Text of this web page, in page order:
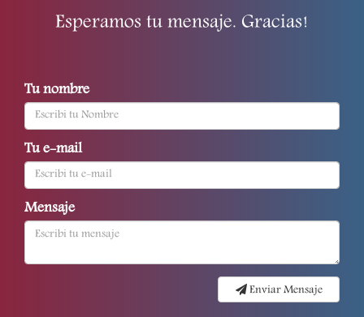
Esperamos tu mensaje. Gracias!
Tu nombre
Tu e-mail
Mensaje
Enviar Mensaje